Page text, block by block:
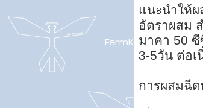
แนะนำให้
อัตราผสม
มาคา 50
3-5วัน ต่อเ
การผสมฉี